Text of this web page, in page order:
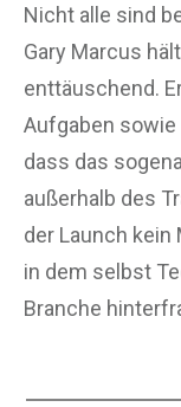
Nicht alle sind
Gary Marcus
enttäuschend.
Aufgaben sowie
dass das
außerhalb des
der Launch
in dem selbst
Branche